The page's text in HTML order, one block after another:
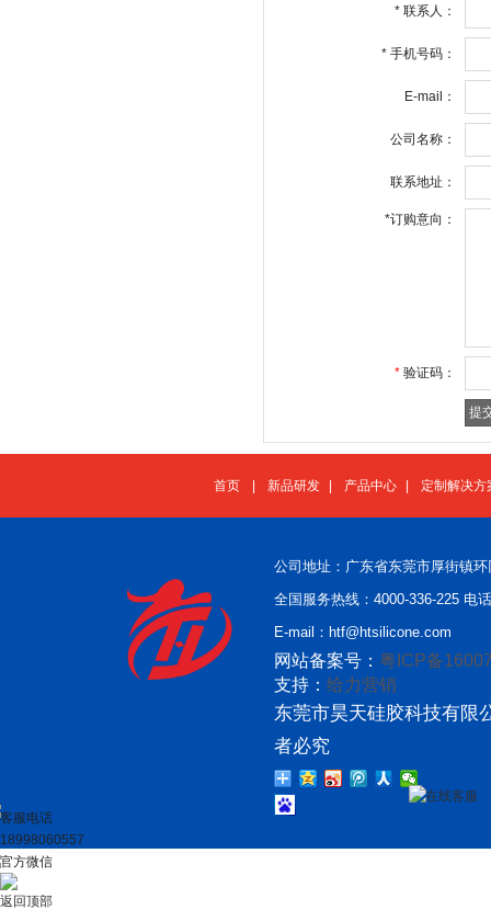
* 联系人：
* 手机号码：
E-mail：
公司名称：
联系地址：
*订购意向：
* 验证码：
首页 新品研发 产品中心 定制解决方
公司地址：广东省东莞市厚街镇
全国服务热线：4000-336-225 电
E-mail：htf@htsilicone.com
网站备案号： 粤ICP备
支持： 给力营销
东莞市昊天硅胶科技有限
者必究
在线客服
客服电话
18998060557
官方微信
返回顶部